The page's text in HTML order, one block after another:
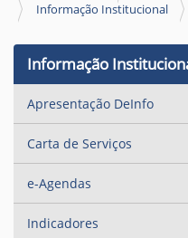
Informação Institucional
Informação
Apresentação DeInfo
Carta de Serviços
e-Agendas
Indicadores